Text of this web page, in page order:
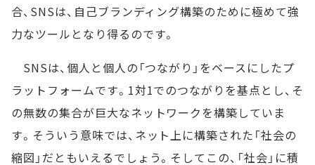
合、SNSは、自己ブランディング構築のために極めて強
力なツールとなり得るのです。
SNSは、個人と個人の「つながり」をベースにしたプ
ラットフォームです。1対1でのつながりを基点とし、そ
の無数の集合が巨大なネットワークを構築していま
す。そういう意味では、ネット上に構築された「社会の
縮図」だともいえるでしょう。そしてこの、「社会」に積